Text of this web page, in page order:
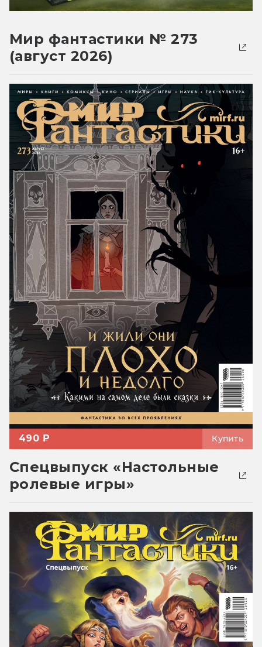
Мир фантастики № 273
(август 2026)
490 ₽ Купить
Спецвыпуск «Настольные
ролевые игры»